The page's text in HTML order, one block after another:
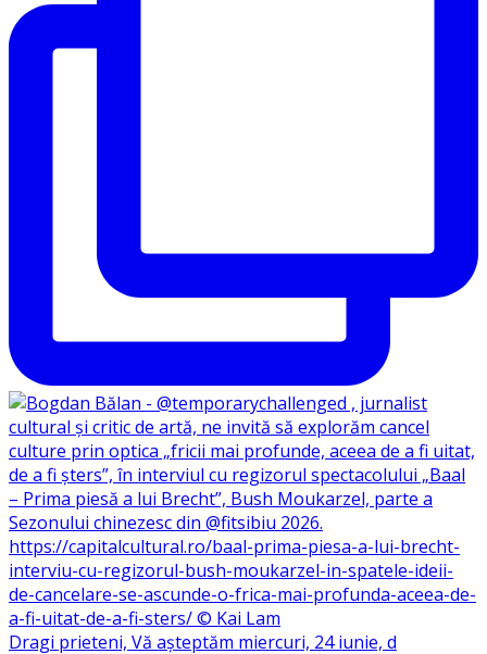
Dragi prieteni, Vă așteptăm miercuri, 24 iunie, d